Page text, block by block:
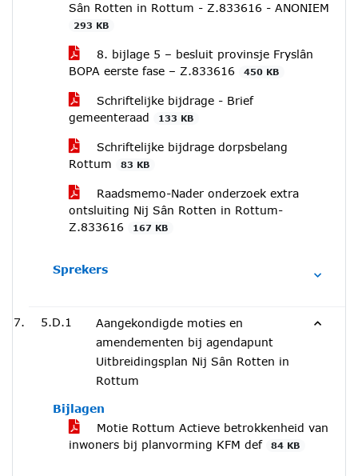
Sân Rotten in Rottum - Z.833616 - ANONIEM
293 KB
8. bijlage 5 – besluit provinsje Fryslân
BOPA eerste fase – Z.833616
450 KB
Schriftelijke bijdrage - Brief
gemeenteraad
133 KB
Schriftelijke bijdrage dorpsbelang
Rottum
83 KB
Raadsmemo-Nader onderzoek extra
ontsluiting Nij Sân Rotten in Rottum-
Z.833616
167 KB
Sprekers
5.D.1
Aangekondigde moties en
amendementen bij agendapunt
Uitbreidingsplan Nij Sân Rotten in
Rottum
Bijlagen
Motie Rottum Actieve betrokkenheid van
inwoners bij planvorming KFM def
84 KB